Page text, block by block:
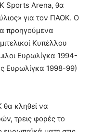
Sports Arena, θα
για τον ΠΑΟΚ. Ο
προηγούμενα
Κυπέλλου
Ευρωλίγκα 1994-
Ευρωλίγκα 1998-99)
θα κληθεί να
τρεις φορές το